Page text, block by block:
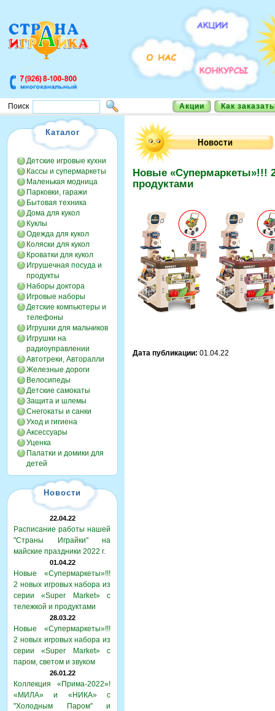
Поиск Акции Как
Каталог
Детские игровые кухни
Кассы и супермаркеты
Маленькая модница
Парковки, гаражи
Бытовая техника
Дома для кукол
Куклы
Одежда для кукол
Коляски для кукол
Кроватки для кукол
Игрушечная посуда и
продукты
Наборы доктора
Игровые наборы
Детские компьютеры и
телефоны
Игрушки для мальчиков
Игрушки на
радиоуправлении
Автотреки, Авторалли
Железные дороги
Велосипеды
Детские самокаты
Защита и шлемы
Снегокаты и санки
Уход и гигиена
Аксессуары
Уценка
Палатки и домики для
детей
Новости
22.04.22
Расписание работы нашей
"Страны Играйки" на
майские праздники 2022 г.
01.04.22
Новые «Супермаркеты»!!!
2 новых игровых набора из
серии «Super Market» с
тележкой и продуктами
28.03.22
Новые «Супермаркеты»!!!
2 новых игровых набора из
серии «Super Market» с
паром, светом и звуком
26.01.22
Коллекция «Прима-2022»!
«МИЛА» и «НИКА» с
"Холодным Паром" и
Новые «Супермаркеты»!!!
продуктами
Дата публикации: 01.04.22